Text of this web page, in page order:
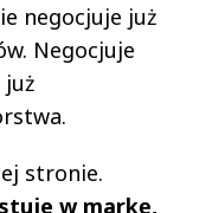
negocjuje już
Negocjuje
już
stronie.
w markę,